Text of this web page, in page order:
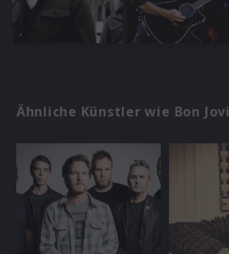
Ähnliche Künstler wie Bon Jovi